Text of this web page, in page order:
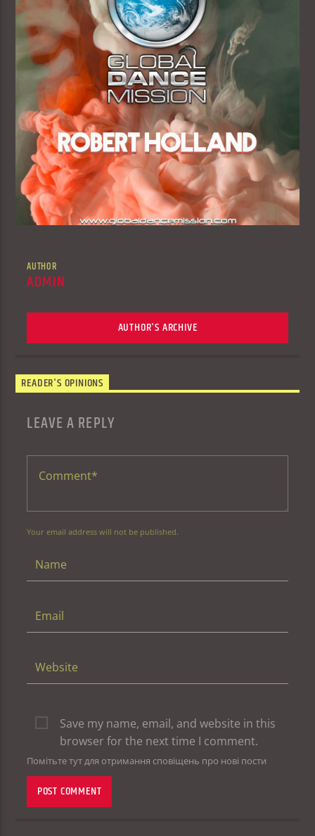
AUTHOR
ADMIN
AUTHOR'S ARCHIVE
READER'S OPINIONS
LEAVE A REPLY
Your email address will not be published.
Save my name, email, and website in this
browser for the next time I comment.
Помітьте тут для отримання сповіщень про нові пости